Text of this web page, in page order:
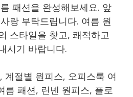
패션을 완성해보세요. 앞
랑 부탁드립니다. 여름 원
스타일을 찾고, 쾌적하고
시기 바랍니다.
계절별 원피스, 오피스룩 여
름 패션, 린넨 원피스, 플로